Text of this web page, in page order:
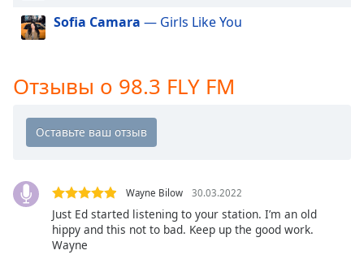
cancel
close
the
window.
Sofia Camara — Girls Like You
Отзывы о 98.3 FLY FM
Wayne Bilow 30.03.2022
Just Ed started listening to your station. I’m an old
hippy and this not to bad. Keep up the good work.
Wayne